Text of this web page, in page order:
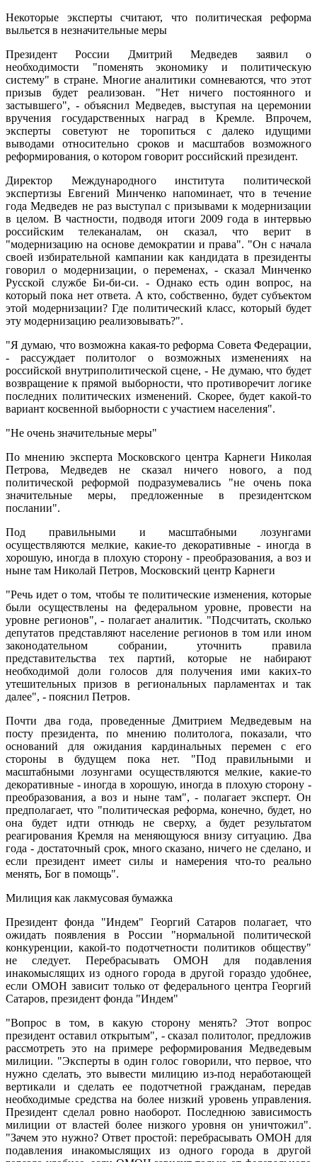
Некоторые эксперты считают, что политическая реформа
выльется в незначительные меры
Президент России Дмитрий Медведев заявил о
необходимости "поменять экономику и политическую
систему" в стране. Многие аналитики сомневаются, что этот
призыв будет реализован. "Нет ничего постоянного и
застывшего", - объяснил Медведев, выступая на церемонии
вручения государственных наград в Кремле. Впрочем,
эксперты советуют не торопиться с далеко идущими
выводами относительно сроков и масштабов возможного
реформирования, о котором говорит российский президент.
Директор Международного института политической
экспертизы Евгений Минченко напоминает, что в течение
года Медведев не раз выступал с призывами к модернизации
в целом. В частности, подводя итоги 2009 года в интервью
российским телеканалам, он сказал, что верит в
"модернизацию на основе демократии и права". "Он с начала
своей избирательной кампании как кандидата в президенты
говорил о модернизации, о переменах, - сказал Минченко
Русской службе Би-би-си. - Однако есть один вопрос, на
который пока нет ответа. А кто, собственно, будет субъектом
этой модернизации? Где политический класс, который будет
эту модернизацию реализовывать?".
"Я думаю, что возможна какая-то реформа Совета Федерации,
- рассуждает политолог о возможных изменениях на
российской внутриполитической сцене, - Не думаю, что будет
возвращение к прямой выборности, что противоречит логике
последних политических изменений. Скорее, будет какой-то
вариант косвенной выборности с участием населения".
"Не очень значительные меры"
По мнению эксперта Московского центра Карнеги Николая
Петрова, Медведев не сказал ничего нового, а под
политической реформой подразумевались "не очень пока
значительные меры, предложенные в президентском
послании".
Под правильными и масштабными лозунгами
осуществляются мелкие, какие-то декоративные - иногда в
хорошую, иногда в плохую сторону - преобразования, а воз и
ныне там Николай Петров, Московский центр Карнеги
"Речь идет о том, чтобы те политические изменения, которые
были осуществлены на федеральном уровне, провести на
уровне регионов", - полагает аналитик. "Подсчитать, сколько
депутатов представляют население регионов в том или ином
законодательном собрании, уточнить правила
представительства тех партий, которые не набирают
необходимой доли голосов для получения ими каких-то
утешительных призов в региональных парламентах и так
далее", - пояснил Петров.
Почти два года, проведенные Дмитрием Медведевым на
посту президента, по мнению политолога, показали, что
оснований для ожидания кардинальных перемен с его
стороны в будущем пока нет. "Под правильными и
масштабными лозунгами осуществляются мелкие, какие-то
декоративные - иногда в хорошую, иногда в плохую сторону -
преобразования, а воз и ныне там", - полагает эксперт. Он
предполагает, что "политическая реформа, конечно, будет, но
она будет идти отнюдь не сверху, а будет результатом
реагирования Кремля на меняющуюся внизу ситуацию. Два
года - достаточный срок, много сказано, ничего не сделано, и
если президент имеет силы и намерения что-то реально
менять, Бог в помощь".
Милиция как лакмусовая бумажка
Президент фонда "Индем" Георгий Сатаров полагает, что
ожидать появления в России "нормальной политической
конкуренции, какой-то подотчетности политиков обществу"
не следует. Перебрасывать ОМОН для подавления
инакомыслящих из одного города в другой гораздо удобнее,
если ОМОН зависит только от федерального центра Георгий
Сатаров, президент фонда "Индем"
"Вопрос в том, в какую сторону менять? Этот вопрос
президент оставил открытым", - сказал политолог, предложив
рассмотреть это на примере реформирования Медведевым
милиции. "Эксперты в один голос говорили, что первое, что
нужно сделать, это вывести милицию из-под неработающей
вертикали и сделать ее подотчетной гражданам, передав
необходимые средства на более низкий уровень управления.
Президент сделал ровно наоборот. Последнюю зависимость
милиции от властей более низкого уровня он уничтожил".
"Зачем это нужно? Ответ простой: перебрасывать ОМОН для
подавления инакомыслящих из одного города в другой